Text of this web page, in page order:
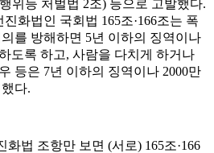
위등 처벌법 2조) 등으로 고발했다.
화법인 국회법 165조·166조는 폭
를 방해하면 5년 이하의 징역이나
도록 하고, 사람을 다치게 하거나
등은 7년 이하의 징역이나 2000만
다.
화법 조항만 보면 (서로) 165조·166